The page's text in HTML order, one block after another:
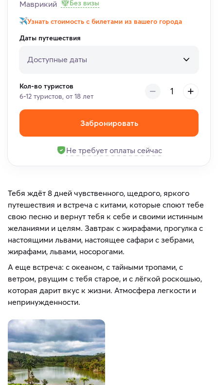
Маврикий Без визы
Узнать стоимость с билетами из вашего города
Даты путешествия
Доступные даты
Кол-во туристов
6-12 туристов, от 18 лет
Забронировать
Не требует оплаты сейчас
Тебя ждёт 8 дней чувственного, щедрого, яркого
путешествия и встреча с китами, которые споют тебе
свою песню и вернут тебя к себе и своими истинным
желаниями и целям. Завтрак с жирафами, прогулка с
настоящими львами, настоящее сафари с зебрами,
жирафами, львами, носорогами.
А еще встреча: с океаном, с тайными тропами, с
ветром, рвущим с тебя старое, и с лёгкой роскошью,
которая дарит вкус к жизни. Атмосфера легкости и
непринужденности.